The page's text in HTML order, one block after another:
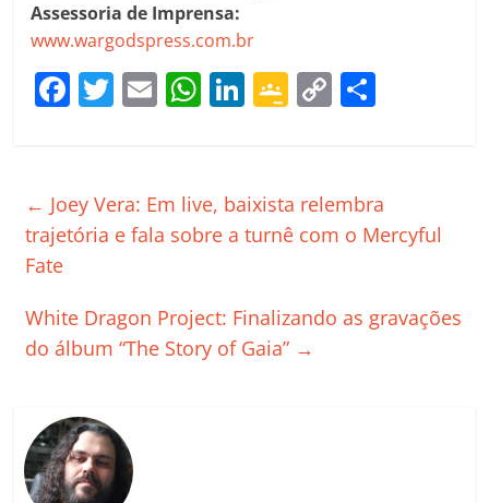
Assessoria de Imprensa:
www.wargodspress.com.br
F
e
b
o
k
T
er
E
l
W
s
A
Li
e
dI
G
gl
e
ss
ro
C
y
Li
p
ar
ar
← Joey Vera: Em live, baixista relembra
trajetória e fala sobre a turnê com o Mercyful
Fate
White Dragon Project: Finalizando as gravações
do álbum “The Story of Gaia” →